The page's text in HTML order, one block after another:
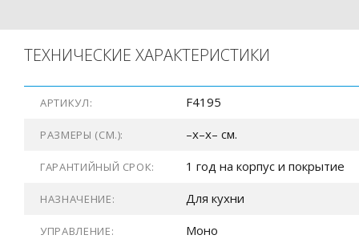
ТЕХНИЧЕСКИЕ ХАРАКТЕРИСТИКИ
АРТИКУЛ: F4195
РАЗМЕРЫ (СМ.): –x–x– см.
ГАРАНТИЙНЫЙ СРОК: 1 год на корпус и покрытие
НАЗНАЧЕНИЕ: Для кухни
УПРАВЛЕНИЕ: Моно